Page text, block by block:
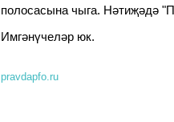
полосасына чыга. Нәтиҗәдә
Имгәнүчеләр юк.
pravdapfo.ru